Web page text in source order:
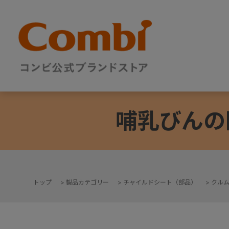
哺乳びん
トップ > 製品カテゴリー > チャイルドシート（部品） > クル